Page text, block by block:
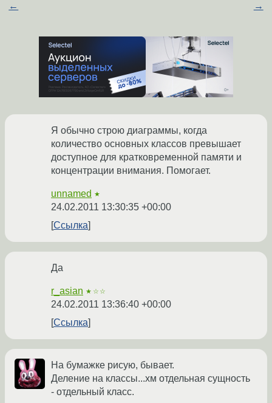
← →
Я обычно строю диаграммы, когда
количество основных классов превышает
доступное для кратковременной памяти и
концентрации внимания. Помогает.
unnamed ★
24.02.2011 13:30:35 +00:00
Ссылка
Да
r_asian ★☆☆
24.02.2011 13:36:40 +00:00
Ссылка
На бумажке рисую, бывает.
Деление на классы...хм отдельная сущность
- отдельный класс.